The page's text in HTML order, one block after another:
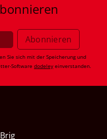
Sie sich mit der Speicherung und
Software dodeley einverstanden.